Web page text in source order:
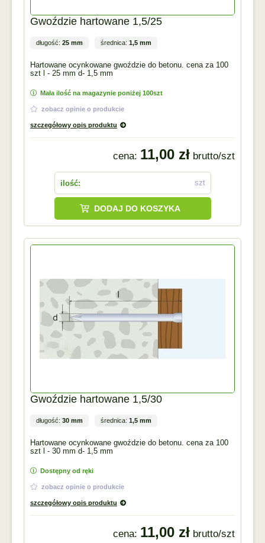
Gwoździe hartowane 1,5/25
długość: 25 mm średnica: 1,5 mm
Hartowane ocynkowane gwoździe do betonu. cena za 100
szt l - 25 mm d- 1,5 mm
Mała ilość na magazynie poniżej 100szt
zobacz opinie o produkcie
szczegółowy opis produktu
cena: 11,00 zł brutto/szt
ilość: szt
DODAJ DO KOSZYKA
Gwoździe hartowane 1,5/30
długość: 30 mm średnica: 1,5 mm
Hartowane ocynkowane gwoździe do betonu. cena za 100
szt l - 30 mm d- 1,5 mm
Dostępny od ręki
zobacz opinie o produkcie
szczegółowy opis produktu
cena: 11,00 zł brutto/szt